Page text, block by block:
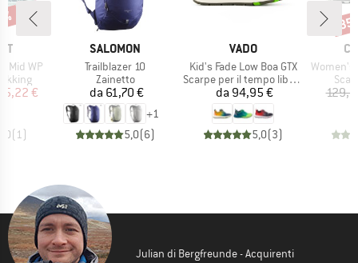
Mid WP
ridotto
€
( 1)
MARCHIO
SALOMON
Articolo
Trailblazer 10
Gruppo di prodotti
Zainetto
Prezzo
da 61,70 €
+1
5,0(6)
MARCHIO
VADO
Articolo
Kid's Fade Low Boa GTX
Gruppo di prodotti
Scarpe per il tempo libero
Prezzo
da 94,95 €
5,0(3)
Articolo
Women's
Julian di Bergfreunde - Acquirenti